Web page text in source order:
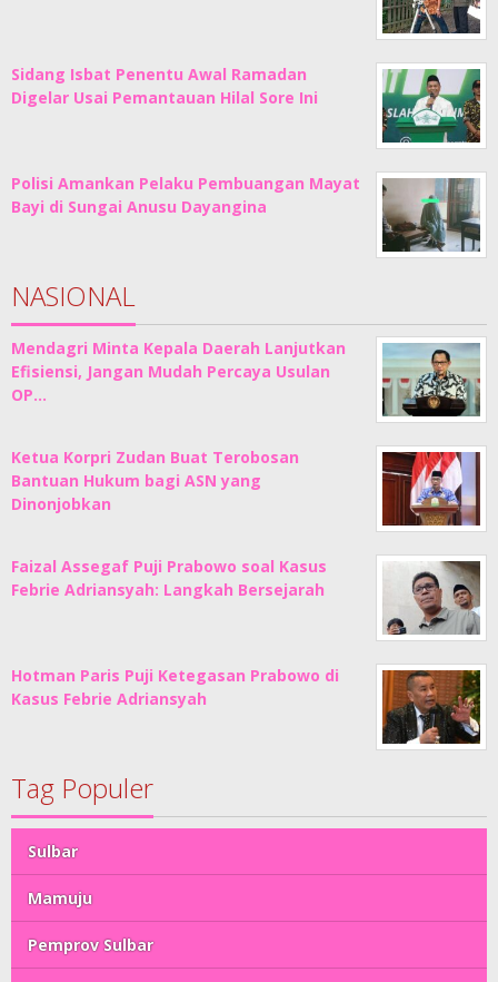
Sidang Isbat Penentu Awal Ramadan
Digelar Usai Pemantauan Hilal Sore Ini
Polisi Amankan Pelaku Pembuangan Mayat
Bayi di Sungai Anusu Dayangina
NASIONAL
Mendagri Minta Kepala Daerah Lanjutkan
Efisiensi, Jangan Mudah Percaya Usulan
OP…
Ketua Korpri Zudan Buat Terobosan
Bantuan Hukum bagi ASN yang
Dinonjobkan
Faizal Assegaf Puji Prabowo soal Kasus
Febrie Adriansyah: Langkah Bersejarah
Hotman Paris Puji Ketegasan Prabowo di
Kasus Febrie Adriansyah
Tag Populer
Sulbar
Mamuju
Pemprov Sulbar